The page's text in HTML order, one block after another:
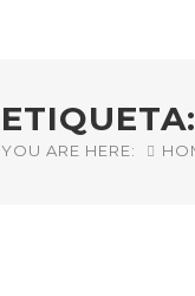
ETIQUETA:
YOU ARE HERE: